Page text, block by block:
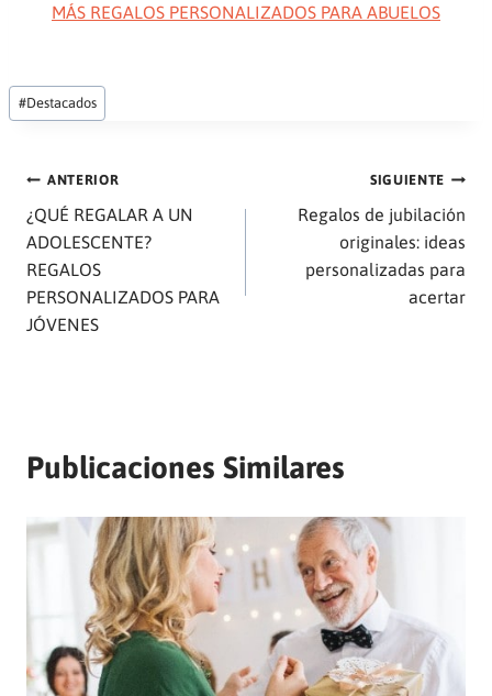
MÁS REGALOS PERSONALIZADOS PARA ABUELOS
Etiquetas
de
entrada:
#Destacados
Navegación
de
entradas
ANTERIOR
¿QUÉ REGALAR A UN
ADOLESCENTE?
REGALOS
PERSONALIZADOS PARA
JÓVENES
SIGUIENTE
Regalos de jubilación
originales: ideas
personalizadas para
acertar
Publicaciones Similares